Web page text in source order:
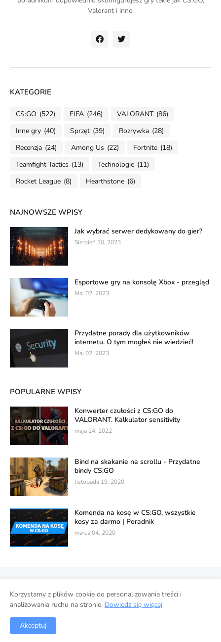
Valorant i inne.
KATEGORIE
CS:GO (522) FIFA (246) VALORANT (86)
Inne gry (40) Sprzęt (39) Rozrywka (28)
Recenzja (24) Among Us (22) Fortnite (18)
Teamfight Tactics (13) Technologie (11)
Rocket League (8) Hearthstone (6)
NAJNOWSZE WPISY
Jak wybrać serwer dedykowany do gier?
Sierpień 30, 2023
Esportowe gry na konsolę Xbox - przegląd
Maj 02, 2023
Przydatne porady dla użytkowników
internetu. O tym mogłeś nie wiedzieć!
Maj 02, 2023
POPULARNE WPISY
Konwerter czułości z CS:GO do
VALORANT. Kalkulator sensitivity
maja 24, 2022
Bind na skakanie na scrollu - Przydatne
bindy CS:GO
listopada 19, 2020
Komenda na kosę w CS:GO, wszystkie
kosy za darmo | Poradnik
marca 04, 2020
© 2022 ESPORT-GO.pl. Wszelkie prawa zastrzeżone.
Wykorzystanie danych w usługach Google
Strona główna
Współpraca
Korzystamy z plików cookie do personalizowania treści i
analizowania ruchu na stronie. Dowiedz się więcej
Akceptuj